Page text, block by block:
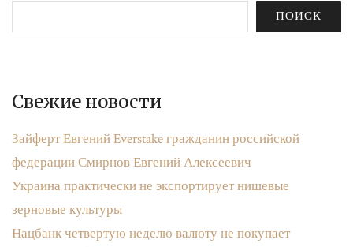
ПОИСК
Свежие новости
Зайферт Евгений Everstake гражданин российской
федерации Смирнов Евгений Алексеевич
Украина практически не экспортирует нишевые
зерновые культуры
Нацбанк четвертую неделю валюту не покупает